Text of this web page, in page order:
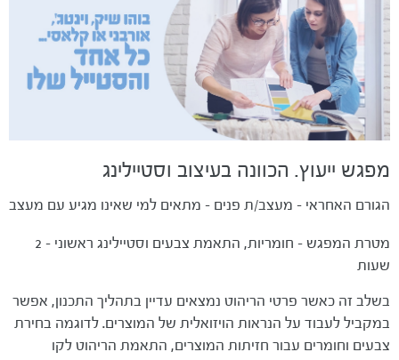
מפגש ייעוץ. הכוונה בעיצוב וסטיילינג
הגורם האחראי - מעצב/ת פנים - מתאים למי שאינו מגיע עם מעצב
מטרת המפגש - חומריות, התאמת צבעים וסטיילינג ראשוני - 2
שעות
בשלב זה כאשר פרטי הריהוט נמצאים עדיין בתהליך התכנון, אפשר
במקביל לעבוד על הנראות הויזואלית של המוצרים. לדוגמה בחירת
צבעים וחומרים עבור חזיתות המוצרים, התאמת הריהוט לקו